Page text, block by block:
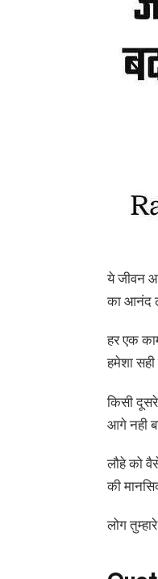
ये जीवन
का आनंद
हर एक
हमेशा सही
किसी
आगे नही
लौहे को
की
लोग